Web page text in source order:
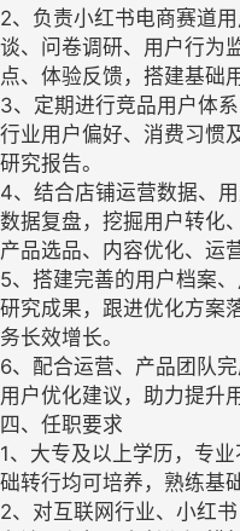
2、负责小红书电商赛道
谈、问卷调研、用户行为
点、体验反馈，搭建基础
3、定期进行竞品用户体
行业用户偏好、消费习惯
研究报告。
4、结合店铺运营数据、
数据复盘，挖掘用户转化
产品选品、内容优化、运
5、搭建完善的用户档案
研究成果，跟进优化方案
务长效增长。
6、配合运营、产品团队
用户优化建议，助力提升
四、任职要求
1、大专及以上学历，专
础转行均可培养，熟练基
2、对互联网行业、小红